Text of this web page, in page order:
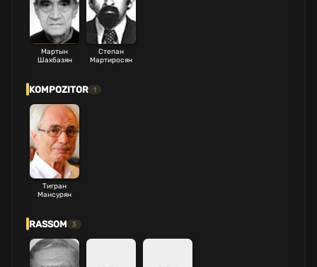
Мартын
Шахбазян
Степан
Мартиросян
KOMPOZITOR 1
Тигран
Мансурян
RASSOM 3